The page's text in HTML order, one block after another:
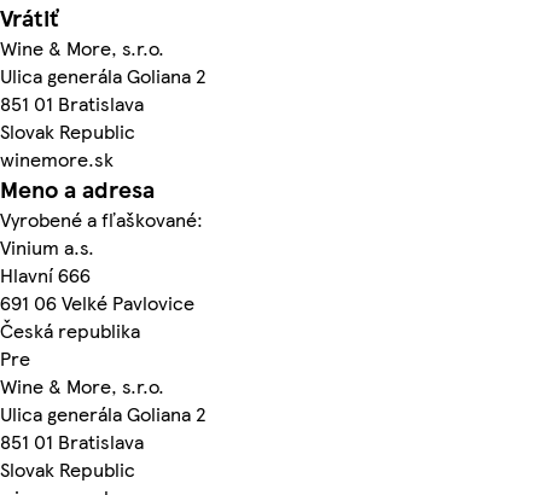
Vrátiť
Wine & More, s.r.o.
Ulica generála Goliana 2
851 01 Bratislava
Slovak Republic
winemore.sk
Meno a adresa
Vyrobené a fľaškované:
Vinium a.s.
Hlavní 666
691 06 Velké Pavlovice
Česká republika
Pre
Wine & More, s.r.o.
Ulica generála Goliana 2
851 01 Bratislava
Slovak Republic